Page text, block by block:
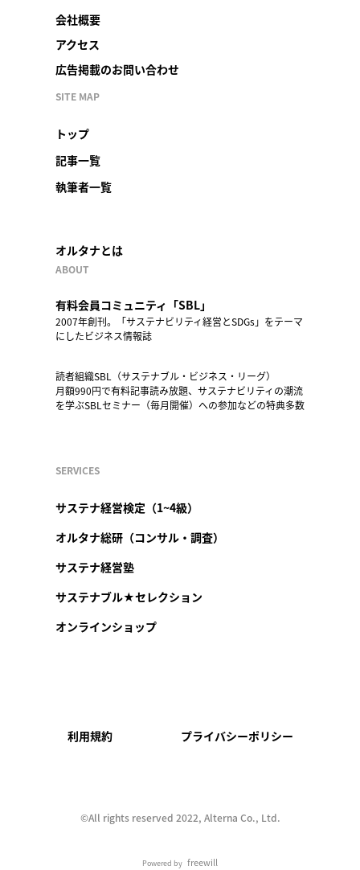
会社概要
アクセス
広告掲載のお問い合わせ
SITE MAP
トップ
記事一覧
執筆者一覧
オルタナとは
ABOUT
有料会員コミュニティ「SBL」
2007年創刊。「サステナビリティ経営とSDGs」をテーマ
にしたビジネス情報誌
読者組織SBL（サステナブル・ビジネス・リーグ）
月額990円で有料記事読み放題、サステナビリティの潮流
を学ぶSBLセミナー（毎月開催）への参加などの特典多数
SERVICES
サステナ経営検定（1~4級）
オルタナ総研（コンサル・調査）
サステナ経営塾
サステナブル★セレクション
オンラインショップ
利用規約 プライバシーポリシー
©︎All rights reserved 2022, Alterna Co., Ltd.
Powered by freewill